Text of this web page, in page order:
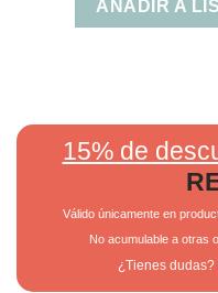
AÑADIR A
15% de
Válido únicamente en
No acumulable a otras
¿Tienes